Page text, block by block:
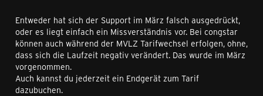
Entweder hat sich der Support im März falsch ausgedrückt,
oder es liegt einfach ein Missverständnis vor. Bei congstar
können auch während der MVLZ Tarifwechsel erfolgen, ohne,
dass sich die Laufzeit negativ verändert. Das wurde im März
vorgenommen.
Auch kannst du jederzeit ein Endgerät zum Tarif
dazubuchen.